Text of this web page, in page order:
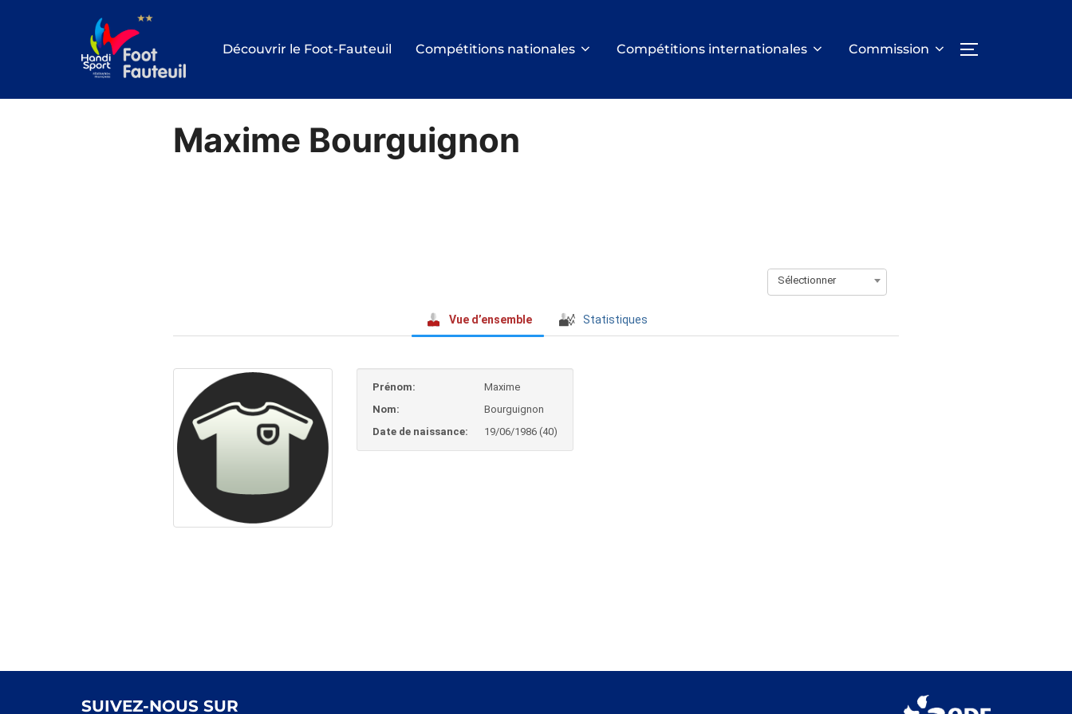
Découvrir le Foot-Fauteuil Compétitions nationales Compétitions internationales Commission PERMUTER
Maxime Bourguignon
Sélectionner
Vue d’ensemble Statistiques
Prénom:
Maxime
Nom:
Bourguignon
Date de naissance:
19/06/1986 (40)
SUIVEZ-NOUS SUR